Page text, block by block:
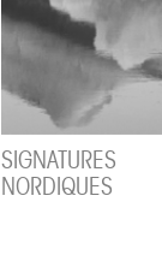
SIGNATURES
NORDIQUES